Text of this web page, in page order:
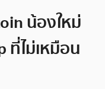
น้องใหม่
ที่ไม่เหมือน